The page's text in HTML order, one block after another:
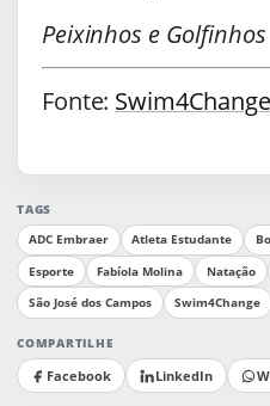
Peixinhos e Golfinhos
Fonte: Swim4Change
TAGS
ADC Embraer
Atleta Estudante
Esporte Fabíola Molina Natação
São José dos Campos Swim4Change
COMPARTILHE
Facebook LinkedIn